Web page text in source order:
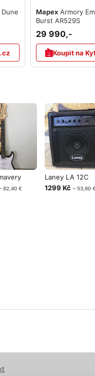
Mapex Armory
Burst AR529S
29 990,-
Koupit na
82,40 €
Laney LA 12C
1299 Kč ~ 53,60 €